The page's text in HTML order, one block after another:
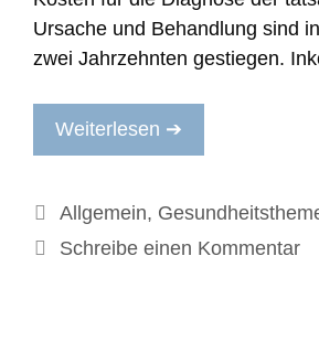
Ursache und Behandlung sind
zwei Jahrzehnten gestiegen.
Weiterlesen ➔
Kategorien
Allgemein,
Schreibe einen Kommentar